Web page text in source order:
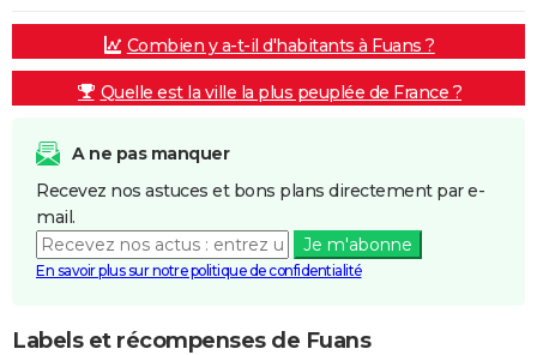
Combien y a-t-il d'habitants à Fuans ?
Quelle est la ville la plus peuplée de France ?
A ne pas manquer
Recevez nos astuces et bons plans directement par e-
mail.
Je m'abonne
En savoir plus sur notre politique de confidentialité
Labels et récompenses de Fuans